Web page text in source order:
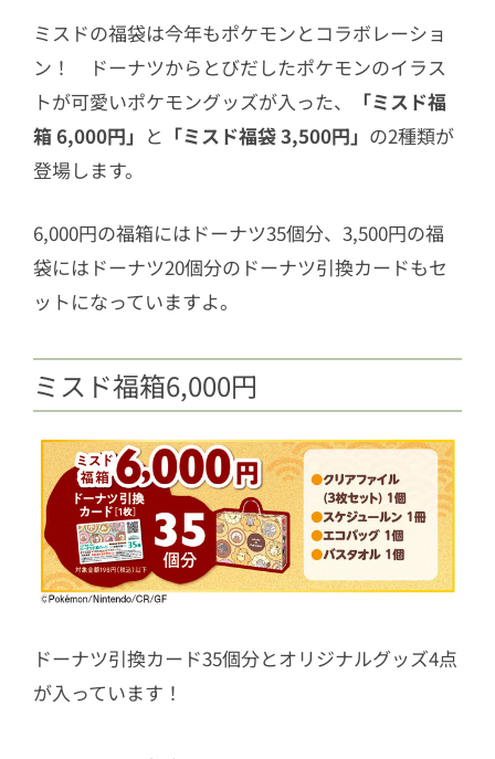
ミスドの福袋は今年もポケモンとコラボレーショ
ン！ ドーナツからとびだしたポケモンのイラス
トが可愛いポケモングッズが入った、
「ミスド福
箱 6,000円」 と 「ミスド福袋 3,500円」 の2種類が
登場します。
6,000円の福箱にはドーナツ35個分、3,500円の福
袋にはドーナツ20個分のドーナツ引換カードもセ
ットになっていますよ。
ミスド福箱6,000円
ドーナツ引換カード35個分とオリジナルグッズ4点
が入っています！